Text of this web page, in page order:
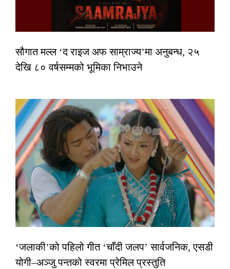
सौगात मल्ल ‘द राइज अफ साम्राज्य’मा अनुबन्ध, २५
देखि ८० वर्षसम्मको भूमिका निभाउने
‘जलाकी’को पहिलो गीत ‘चाँदी जलप’ सार्वजनिक, एसडी
योगी–अञ्जु पन्तको स्वरमा प्रेमिल प्रस्तुति